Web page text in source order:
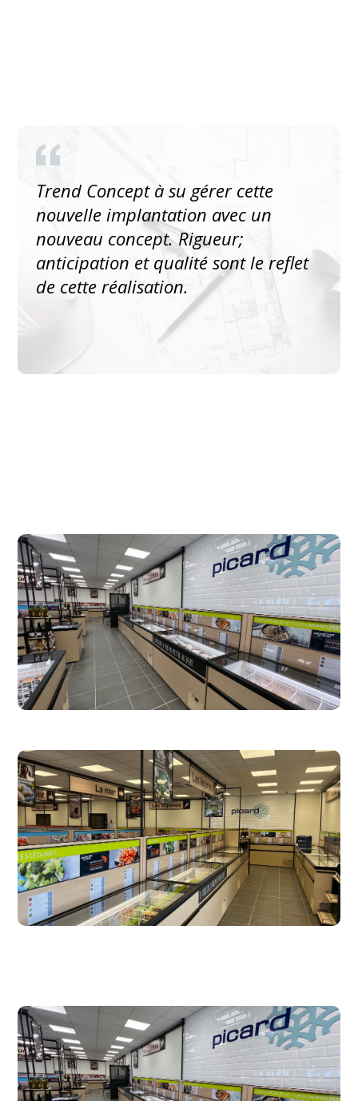
Trend Concept à su gérer cette
nouvelle implantation avec un
nouveau concept. Rigueur;
anticipation et qualité sont le reflet
de cette réalisation.